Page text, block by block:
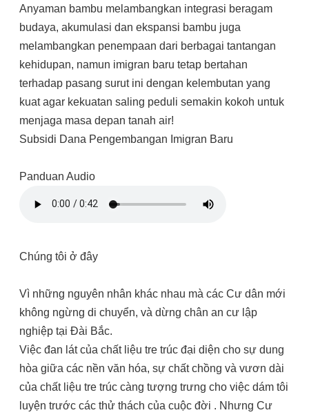
Anyaman bambu melambangkan integrasi beragam
budaya, akumulasi dan ekspansi bambu juga
melambangkan penempaan dari berbagai tantangan
kehidupan, namun imigran baru tetap bertahan
terhadap pasang surut ini dengan kelembutan yang
kuat agar kekuatan saling peduli semakin kokoh untuk
menjaga masa depan tanah air!
Subsidi Dana Pengembangan Imigran Baru
Panduan Audio
Chúng tôi ở đây
Vì những nguyên nhân khác nhau mà các Cư dân mới
không ngừng di chuyển, và dừng chân an cư lập
nghiệp tại Đài Bắc.
Việc đan lát của chất liệu tre trúc đại diện cho sự dung
hòa giữa các nền văn hóa, sự chất chồng và vươn dài
của chất liệu tre trúc càng tượng trưng cho việc dám tôi
luyện trước các thử thách của cuộc đời . Nhưng Cư